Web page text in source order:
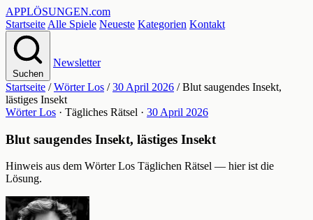
APPLÖSUNGEN.com
Startseite Alle Spiele Neueste Kategorien Kontakt
Suchen
Newsletter
Startseite / Wörter Los / 30 April 2026 / Blut saugendes Insekt,
lästiges Insekt
Wörter Los · Tägliches Rätsel · 30 April 2026
Blut saugendes Insekt, lästiges Insekt
Hinweis aus dem Wörter Los Täglichen Rätsel — hier ist die
Lösung.